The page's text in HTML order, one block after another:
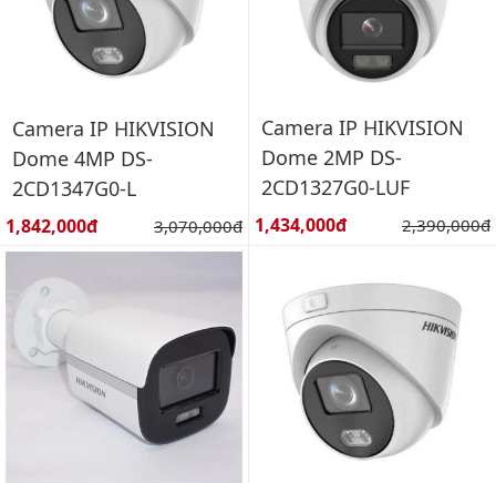
Camera IP HIKVISION
Dome 4MP DS-
2CD1347G0-L
Giá bán:
1,842,000đ Giá gốc:
3,070,000đ
Camera IP HIKVISION
Dome 2MP DS-
2CD1327G0-LUF
Giá bán:
1,434,000đ Giá gốc:
2,390,000đ